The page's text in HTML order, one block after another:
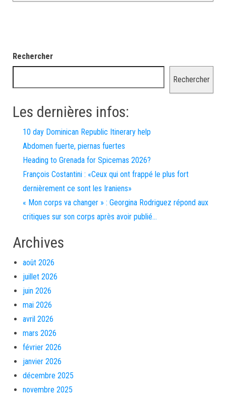
Rechercher
Rechercher
Les dernières infos:
10 day Dominican Republic Itinerary help
Abdomen fuerte, piernas fuertes
Heading to Grenada for Spicemas 2026?
François Costantini : «Ceux qui ont frappé le plus fort
dernièrement ce sont les Iraniens»
« Mon corps va changer » : Georgina Rodriguez répond aux
critiques sur son corps après avoir publié…
Archives
août 2026
juillet 2026
juin 2026
mai 2026
avril 2026
mars 2026
février 2026
janvier 2026
décembre 2025
novembre 2025